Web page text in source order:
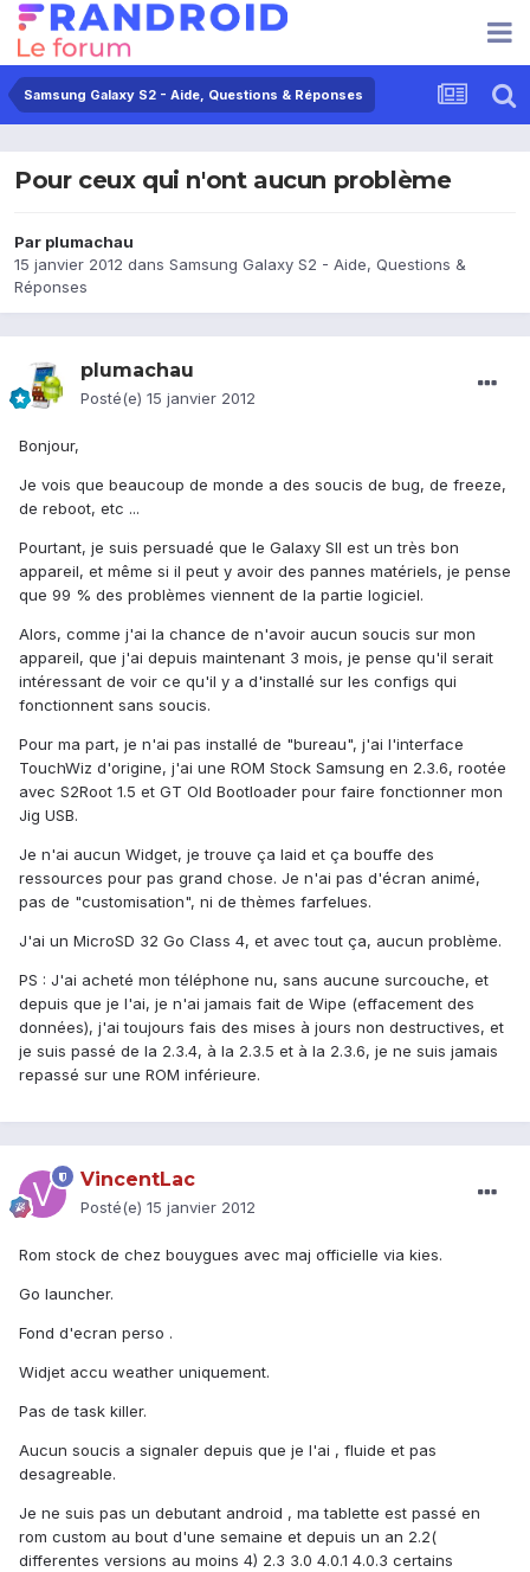
Samsung Galaxy S2 - Aide, Questions & Réponses
Pour ceux qui n'ont aucun problème
Par plumachau
15 janvier 2012 dans Samsung Galaxy S2 - Aide, Questions &
Réponses
plumachau
Posté(e) 15 janvier 2012
Bonjour,
Je vois que beaucoup de monde a des soucis de bug, de freeze,
de reboot, etc ...
Pourtant, je suis persuadé que le Galaxy SII est un très bon
appareil, et même si il peut y avoir des pannes matériels, je pense
que 99 % des problèmes viennent de la partie logiciel.
Alors, comme j'ai la chance de n'avoir aucun soucis sur mon
appareil, que j'ai depuis maintenant 3 mois, je pense qu'il serait
intéressant de voir ce qu'il y a d'installé sur les configs qui
fonctionnent sans soucis.
Pour ma part, je n'ai pas installé de "bureau", j'ai l'interface
TouchWiz d'origine, j'ai une ROM Stock Samsung en 2.3.6, rootée
avec S2Root 1.5 et GT Old Bootloader pour faire fonctionner mon
Jig USB.
Je n'ai aucun Widget, je trouve ça laid et ça bouffe des
ressources pour pas grand chose. Je n'ai pas d'écran animé,
pas de "customisation", ni de thèmes farfelues.
J'ai un MicroSD 32 Go Class 4, et avec tout ça, aucun problème.
PS : J'ai acheté mon téléphone nu, sans aucune surcouche, et
depuis que je l'ai, je n'ai jamais fait de Wipe (effacement des
données), j'ai toujours fais des mises à jours non destructives, et
je suis passé de la 2.3.4, à la 2.3.5 et à la 2.3.6, je ne suis jamais
repassé sur une ROM inférieure.
VincentLac
Posté(e) 15 janvier 2012
Rom stock de chez bouygues avec maj officielle via kies.
Go launcher.
Fond d'ecran perso .
Widjet accu weather uniquement.
Pas de task killer.
Aucun soucis a signaler depuis que je l'ai , fluide et pas
desagreable.
Je ne suis pas un debutant android , ma tablette est passé en
rom custom au bout d'une semaine et depuis un an 2.2(
differentes versions au moins 4) 2.3 3.0 4.0.1 4.0.3 certains